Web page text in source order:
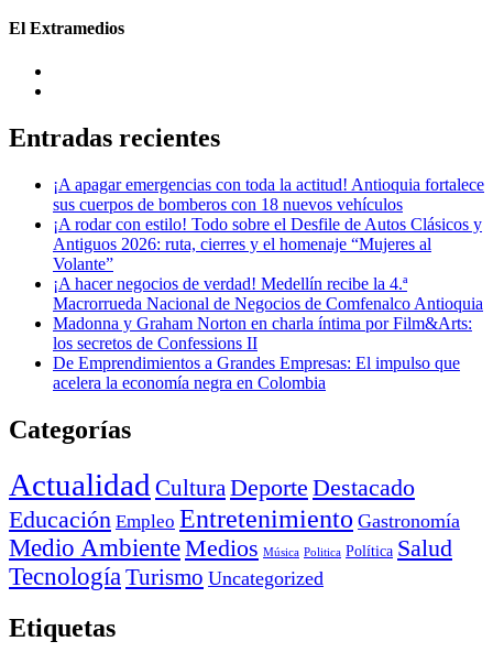
El Extramedios
Entradas recientes
¡A apagar emergencias con toda la actitud! Antioquia fortalece
sus cuerpos de bomberos con 18 nuevos vehículos
¡A rodar con estilo! Todo sobre el Desfile de Autos Clásicos y
Antiguos 2026: ruta, cierres y el homenaje “Mujeres al
Volante”
¡A hacer negocios de verdad! Medellín recibe la 4.ª
Macrorrueda Nacional de Negocios de Comfenalco Antioquia
Madonna y Graham Norton en charla íntima por Film&Arts:
los secretos de Confessions II
De Emprendimientos a Grandes Empresas: El impulso que
acelera la economía negra en Colombia
Categorías
Actualidad CulturaDeporte Destacado
Educación Empleo Entretenimiento Gastronomía
Medio AmbienteMedios Música Politica Política Salud
Tecnología Turismo Uncategorized
Etiquetas